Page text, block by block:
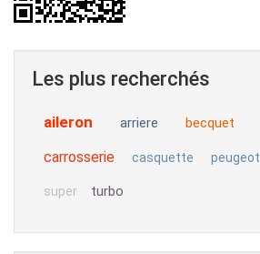
Les plus recherchés
aileron arriere becquet
carrosserie casquette peugeot
super turbo